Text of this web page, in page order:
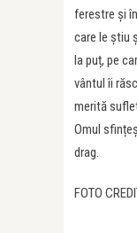
ferestre și
care le știu
la puț, pe
vântul îi
merită
Omul
drag.
FOTO